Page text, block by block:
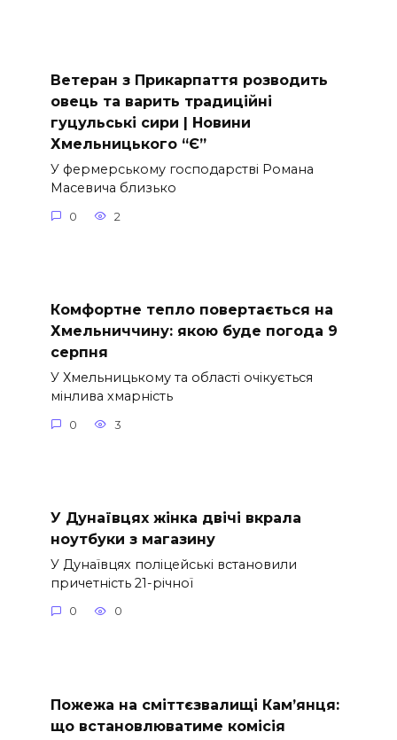
Ветеран з Прикарпаття розводить
овець та варить традиційні
гуцульські сири | Новини
Хмельницького “Є”
У фермерському господарстві Романа
Масевича близько
0 2
Комфортне тепло повертається на
Хмельниччину: якою буде погода 9
серпня
У Хмельницькому та області очікується
мінлива хмарність
0 3
У Дунаївцях жінка двічі вкрала
ноутбуки з магазину
У Дунаївцях поліцейські встановили
причетність 21-річної
0 0
Пожежа на сміттєзвалищі Кам’янця:
що встановлюватиме комісія